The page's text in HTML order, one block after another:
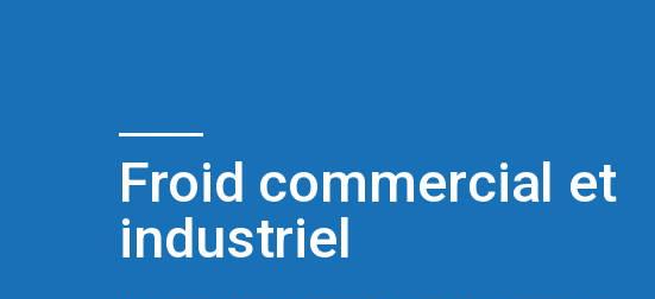
Froid commercial et
industriel